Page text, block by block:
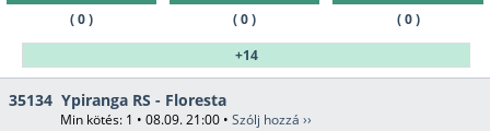
( 0 ) ( 0 )
( 0 )
+14
35134 Ypiranga RS - Floresta
Min kötés: 1 • 08.09. 21:00 • Szólj hozzá ››